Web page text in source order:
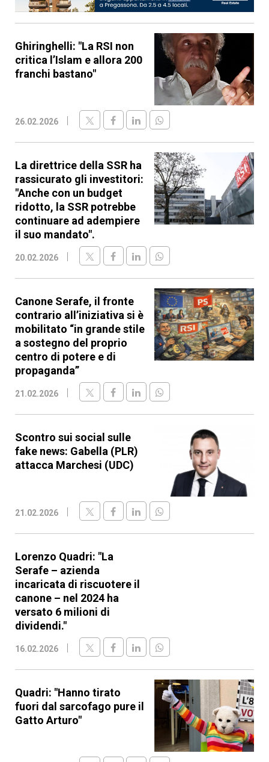
Ghiringhelli: "La RSI non
critica l’Islam e allora 200
franchi bastano"
26.02.2026
La direttrice della SSR ha
rassicurato gli investitori:
"Anche con un budget
ridotto, la SSR potrebbe
continuare ad adempiere
il suo mandato".
20.02.2026
Canone Serafe, il fronte
contrario all’iniziativa si è
mobilitato “in grande stile
a sostegno del proprio
centro di potere e di
propaganda”
21.02.2026
Scontro sui social sulle
fake news: Gabella (PLR)
attacca Marchesi (UDC)
21.02.2026
Lorenzo Quadri: "La
Serafe – azienda
incaricata di riscuotere il
canone – nel 2024 ha
versato 6 milioni di
dividendi."
16.02.2026
Quadri: "Hanno tirato
fuori dal sarcofago pure il
Gatto Arturo"